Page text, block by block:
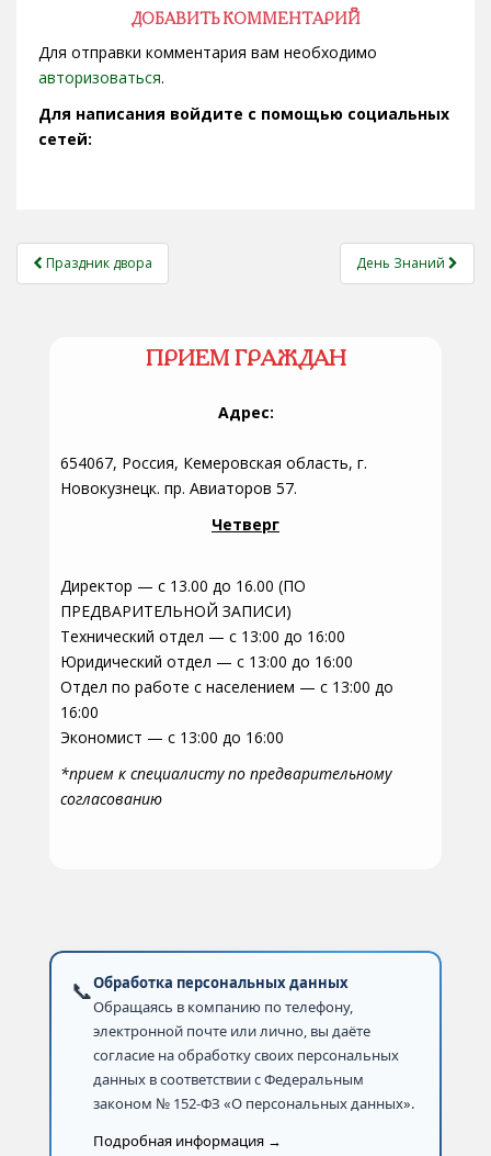
ДОБАВИТЬ КОММЕНТАРИЙ
Для отправки комментария вам необходимо
авторизоваться.
Для написания войдите с помощью социальных
сетей:
НАВИГАЦИЯ
Праздник двора День Знаний
ПРИЕМ ГРАЖДАН
Адрес:
654067, Россия, Кемеровская область, г.
Новокузнецк. пр. Авиаторов 57.
Четверг
Директор — с 13.00 до 16.00 (ПО
ПРЕДВАРИТЕЛЬНОЙ ЗАПИСИ)
Технический отдел — с 13:00 до 16:00
Юридический отдел — с 13:00 до 16:00
Отдел по работе с населением — с 13:00 до
16:00
Экономист — с 13:00 до 16:00
*прием к специалисту по предварительному
согласованию
📞Обработка персональных данных
Обращаясь в компанию по телефону,
электронной почте или лично, вы даёте
согласие на обработку своих персональных
данных в соответствии с Федеральным
законом № 152-ФЗ «О персональных данных».
Подробная информация →